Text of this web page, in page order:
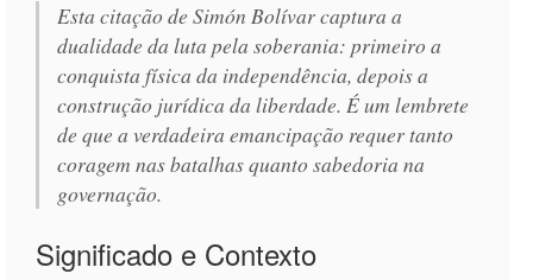
Esta citação de Simón Bolívar captura a
dualidade da luta pela soberania: primeiro a
conquista física da independência, depois a
construção jurídica da liberdade. É um lembrete
de que a verdadeira emancipação requer tanto
coragem nas batalhas quanto sabedoria na
governação.
Significado e Contexto